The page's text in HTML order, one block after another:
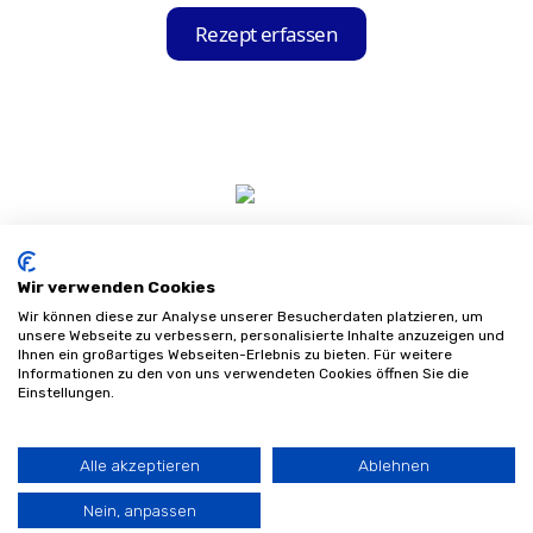
einfach und kostenfrei im Apple App Store
für iOS-Geräte oder im Google Play Store
Rezept erfassen
Sitemap
Wir verwenden Cookies
Wir können diese zur Analyse unserer Besucherdaten platzieren, um
unsere Webseite zu verbessern, personalisierte Inhalte anzuzeigen und
Ihnen ein großartiges Webseiten-Erlebnis zu bieten. Für weitere
Informationen zu den von uns verwendeten Cookies öffnen Sie die
Einstellungen.
Alle akzeptieren Ablehnen
Nein, anpassen